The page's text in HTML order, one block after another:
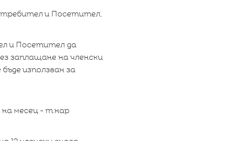
и Посетител,
и Посетител да
заплащане на членски
използван за
на месец - т.нар